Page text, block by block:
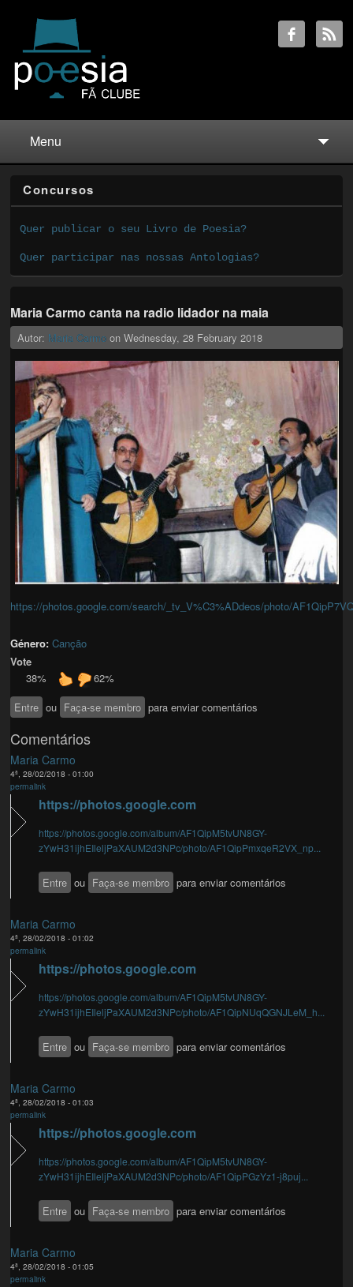
Menu
Concursos
Quer publicar o seu Livro de Poesia?
Quer participar nas nossas Antologias?
Maria Carmo canta na radio lidador na maia
Autor: Maria Carmo onWednesday, 28 February 2018
https://photos.google.com/search/_tv_V%C3%ADdeos/photo/
Género:Canção
Vote
38%
62%
Entre ou Faça-se membro para enviar comentários
Comentários
Maria Carmo
4ª, 28/02/2018 - 01:00
permalink
https://photos.google.com
https://photos.google.com/album/AF1QipM5tvUN8GY-
zYwH31ijhEIleljPaXAUM2d3NPc/photo/AF1QipPmxqeR2VX_np...
Entre ou Faça-se membro para enviar comentários
Maria Carmo
4ª, 28/02/2018 - 01:02
permalink
https://photos.google.com
https://photos.google.com/album/AF1QipM5tvUN8GY-
zYwH31ijhEIleljPaXAUM2d3NPc/photo/AF1QipNUqQGNJLeM_h...
Entre ou Faça-se membro para enviar comentários
Maria Carmo
4ª, 28/02/2018 - 01:03
permalink
https://photos.google.com
https://photos.google.com/album/AF1QipM5tvUN8GY-
zYwH31ijhEIleljPaXAUM2d3NPc/photo/AF1QipPGzYz1-j8puj...
Entre ou Faça-se membro para enviar comentários
Maria Carmo
4ª, 28/02/2018 - 01:05
permalink